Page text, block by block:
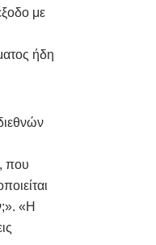
με
ήδη
που
«Η